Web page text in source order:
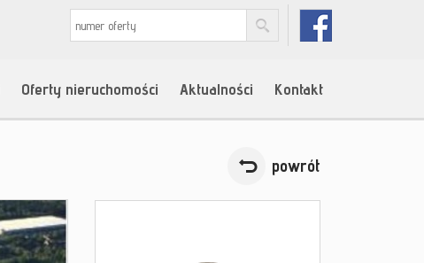
Oferty nieruchomości Aktualności Kontakt
powrót